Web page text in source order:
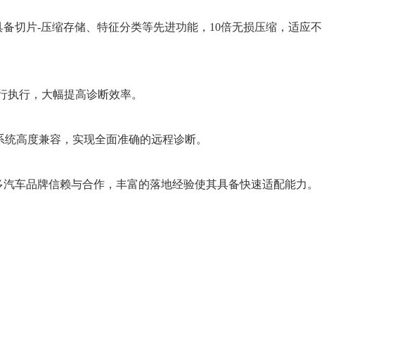
切片-压缩存储、特征分类等先进功能，10倍无损压缩，适应不
行，大幅提高诊断效率。
高度兼容，实现全面准确的远程诊断。
车品牌信赖与合作，丰富的落地经验使其具备快速适配能力。